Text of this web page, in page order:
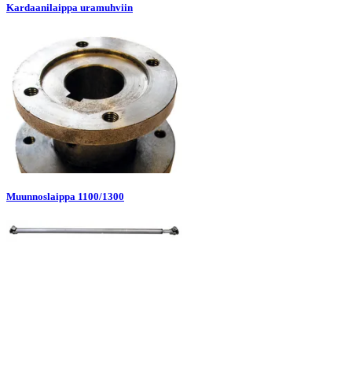
Kardaanilaippa uramuhviin
Muunnoslaippa 1100/1300